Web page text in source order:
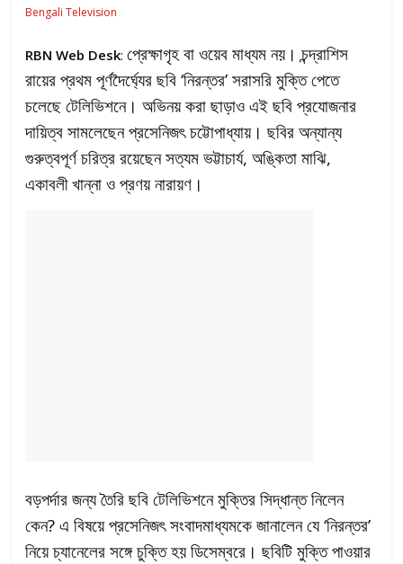
Bengali Television
RBN Web Desk:প্রেক্ষাগৃহ বা ওয়েব মাধ্যম নয়। চন্দ্রাশিস
রায়ের প্রথম পূর্ণদৈর্ঘ্যের ছবি ‘নিরন্তর’ সরাসরি মুক্তি পেতে
চলেছে টেলিভিশনে। অভিনয় করা ছাড়াও এই ছবি প্রযোজনার
দায়িত্ব সামলেছেন প্রসেনিজৎ চট্টোপাধ্যায়। ছবির অন্যান্য
গুরুত্বপূর্ণ চরিত্র রয়েছেন সত্যম ভট্টাচার্য, অঙ্কিতা মাঝি,
একাবলী খান্না ও প্রণয় নারায়ণ।
বড়পর্দার জন্য তৈরি ছবি টেলিভিশনে মুক্তির সিদ্ধান্ত নিলেন
কেন? এ বিষয়ে প্রসেনিজৎ সংবাদমাধ্যমকে জানালেন যে ‘নিরন্তর’
নিয়ে চ্যানেলের সঙ্গে চুক্তি হয় ডিসেম্বরে। ছবিটি মুক্তি পাওয়ার